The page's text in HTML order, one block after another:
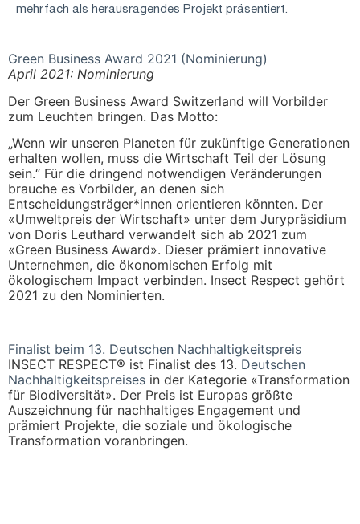
mehrfach als herausragendes Projekt präsentiert.
Green Business Award 2021 (Nominierung)
April 2021: Nominierung
Der Green Business Award Switzerland will Vorbilder
zum Leuchten bringen. Das Motto:
„Wenn wir unseren Planeten für zukünftige Generationen
erhalten wollen, muss die Wirtschaft Teil der Lösung
sein.“ Für die dringend notwendigen Veränderungen
brauche es Vorbilder, an denen sich
Entscheidungsträger*innen orientieren könnten. Der
«Umweltpreis der Wirtschaft» unter dem Jurypräsidium
von Doris Leuthard verwandelt sich ab 2021 zum
«Green Business Award». Dieser prämiert innovative
Unternehmen, die ökonomischen Erfolg mit
ökologischem Impact verbinden. Insect Respect gehört
2021 zu den Nominierten.
Finalist beim 13. Deutschen Nachhaltigkeitspreis
INSECT RESPECT® ist Finalist des 13. Deutschen
Nachhaltigkeitspreises in der Kategorie «Transformation
für Biodiversität». Der Preis ist Europas größte
Auszeichnung für nachhaltiges Engagement und
prämiert Projekte, die soziale und ökologische
Transformation voranbringen.